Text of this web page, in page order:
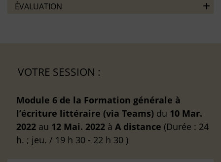
ÉVALUATION
VOTRE SESSION :
Module 6 de la Formation générale à
l’écriture littéraire (via Teams) du 10 Mar.
2022 au 12 Mai. 2022 à A distance (Durée : 24
h. ; jeu. / 19 h 30 - 22 h 30 )